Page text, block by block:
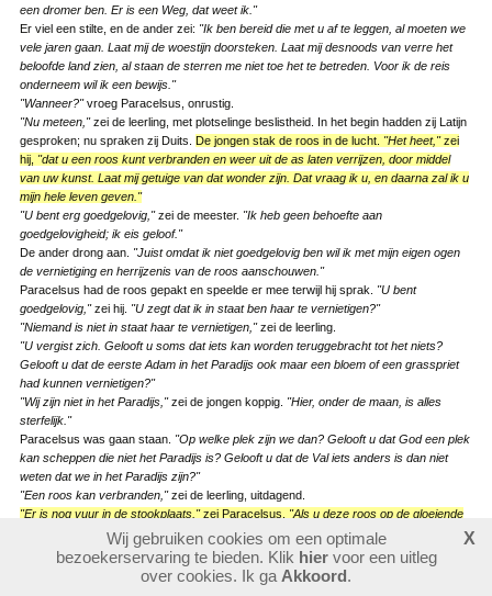
een dromer ben. Er is een Weg, dat weet ik."
Er viel een stilte, en de ander zei: "Ik ben bereid die met u af te leggen, al moeten we
vele jaren gaan. Laat mij de woestijn doorsteken. Laat mij desnoods van verre het
beloofde land zien, al staan de sterren me niet toe het te betreden. Voor ik de reis
onderneem wil ik een bewijs."
"Wanneer?"vroeg Paracelsus, onrustig.
"Nu meteen,"zei de leerling, met plotselinge beslistheid. In het begin hadden zij Latijn
gesproken; nu spraken zij Duits. De jongen stak de roos in de lucht. "Het heet,"zei
hij, "dat u een roos kunt verbranden en weer uit de as laten verrijzen, door middel
van uw kunst. Laat mij getuige van dat wonder zijn. Dat vraag ik u, en daarna zal ik u
mijn hele leven geven."
"U bent erg goedgelovig,"zei de meester. "Ik heb geen behoefte aan
goedgelovigheid; ik eis geloof."
De ander drong aan. "Juist omdat ik niet goedgelovig ben wil ik met mijn eigen ogen
de vernietiging en herrijzenis van de roos aanschouwen."
Paracelsus had de roos gepakt en speelde er mee terwijl hij sprak. "U bent
goedgelovig,"zei hij. "U zegt dat ik in staat ben haar te vernietigen?"
"Niemand is niet in staat haar te vernietigen,"zei de leerling.
"U vergist zich. Gelooft u soms dat iets kan worden teruggebracht tot het niets?
Gelooft u dat de eerste Adam in het Paradijs ook maar een bloem of een grasspriet
had kunnen vernietigen?"
"Wij zijn niet in het Paradijs,"zei de jongen koppig. "Hier, onder de maan, is alles
sterfelijk."
Paracelsus was gaan staan. "Op welke plek zijn we dan? Gelooft u dat God een plek
kan scheppen die niet het Paradijs is? Gelooft u dat de Val iets anders is dan niet
weten dat we in het Paradijs zijn?"
"Een roos kan verbranden,"zei de leerling, uitdagend.
"Er is nog vuur in de stookplaats,"zei Paracelsus. "Als u deze roos op de gloeiende
resten gooide, zou u denken dat ze is vergaan en dat de as waarachtig is. Ik zeg u
dat de roos eeuwig is en dat alleen haar aanzien kan veranderen. Ik zou aan een
woord genoeg hebben om te maken dat u haar opnieuw zag."
"De oven is uit en de distilleertoestellen
Wij gebruiken cookies om een optimale
bezoekerservaring te bieden. Klik hiervoor een uitleg
over cookies. Ik ga Akkoord.
X